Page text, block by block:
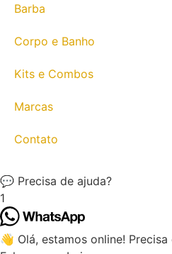
Barba
Corpo e Banho
Kits e Combos
Marcas
Contato
💬 Precisa de ajuda?
1
👋 Olá, estamos online! Precisa